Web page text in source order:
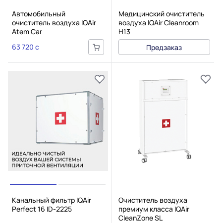
Автомобильный
очиститель воздуха IQAir
Atem Car
63 720 c
Медицинский очиститель
воздуха IQAir Cleanroom
H13
Предзаказ
Канальный фильтр IQAir
Perfect 16 ID-2225
Очиститель воздуха
премиум класса IQAir
CleanZone SL